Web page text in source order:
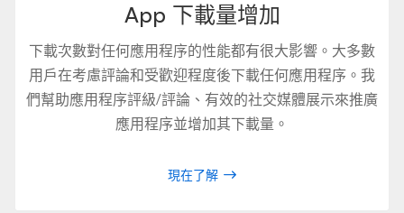
App 下載量增加
下載次數對任何應用程序的性能都有很大影響。大多數
用戶在考慮評論和受歡迎程度後下載任何應用程序。我
們幫助應用程序評級/評論、有效的社交媒體展示來推廣
應用程序並增加其下載量。
現在了解